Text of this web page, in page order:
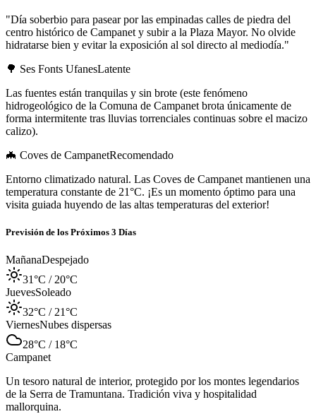
"Día soberbio para pasear por las empinadas calles de piedra del
centro histórico de Campanet y subir a la Plaza Mayor. No olvide
hidratarse bien y evitar la exposición al sol directo al mediodía."
🌳 Ses Fonts UfanesLatente
Las fuentes están tranquilas y sin brote (este fenómeno
hidrogeológico de la Comuna de Campanet brota únicamente de
forma intermitente tras lluvias torrenciales continuas sobre el macizo
calizo).
🦇 Coves de CampanetRecomendado
Entorno climatizado natural. Las Coves de Campanet mantienen una
temperatura constante de 21°C. ¡Es un momento óptimo para una
visita guiada huyendo de las altas temperaturas del exterior!
Previsión de los Próximos 3 Días
MañanaDespejado
31°C / 20°C
JuevesSoleado
32°C / 21°C
ViernesNubes dispersas
28°C / 18°C
Campanet
Un tesoro natural de interior, protegido por los montes legendarios
de la Serra de Tramuntana. Tradición viva y hospitalidad
mallorquina.